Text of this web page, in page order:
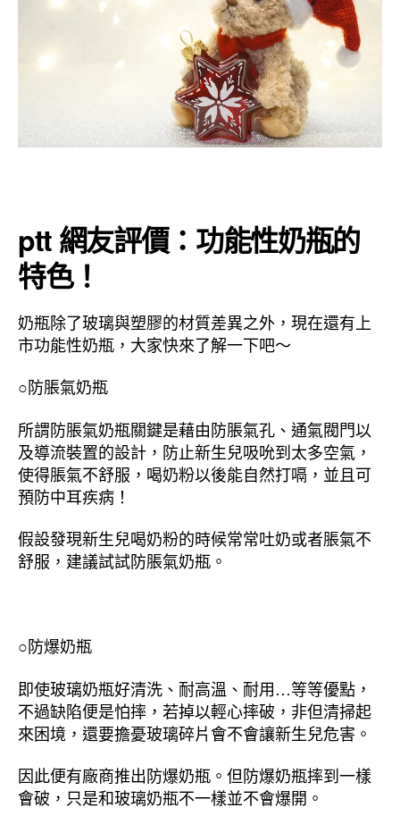
ptt 網友評價：功能性奶瓶的
特色！
奶瓶除了玻璃與塑膠的材質差異之外，現在還有上
市功能性奶瓶，大家快來了解一下吧～
○防脹氣奶瓶
所謂防脹氣奶瓶關鍵是藉由防脹氣孔、通氣閥門以
及導流裝置的設計，防止新生兒吸吮到太多空氣，
使得脹氣不舒服，喝奶粉以後能自然打嗝，並且可
預防中耳疾病！
假設發現新生兒喝奶粉的時候常常吐奶或者脹氣不
舒服，建議試試防脹氣奶瓶。
○防爆奶瓶
即使玻璃奶瓶好清洗、耐高溫、耐用…等等優點，
不過缺陷便是怕摔，若掉以輕心摔破，非但清掃起
來困境，還要擔憂玻璃碎片會不會讓新生兒危害。
因此便有廠商推出防爆奶瓶。但防爆奶瓶摔到一樣
會破，只是和玻璃奶瓶不一樣並不會爆開。